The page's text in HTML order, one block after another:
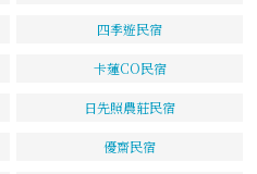
四季遊民宿
卡蓮CO民宿
日先照農莊民宿
優齋民宿